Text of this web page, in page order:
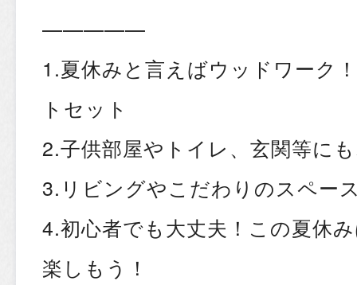
—————
1.夏休みと言えばウッドワーク
トセット
2.子供部屋やトイレ、玄関等に
3.リビングやこだわりのスペー
4.初心者でも大丈夫！この夏休
楽しもう！